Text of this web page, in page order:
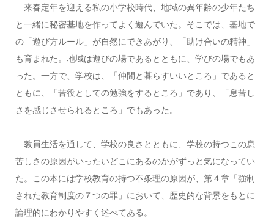
来春定年を迎える私の小学校時代、地域の異年齢の少年たち
と一緒に秘密基地を作ってよく遊んでいた。そこでは、基地で
の「遊び方ルール」が自然にできあがり、「助け合いの精神」
も育まれた。地域は遊びの場であるとともに、学びの場でもあ
った。一方で、学校は、「仲間と暮らすいいところ」であると
ともに、「苦役としての勉強をするところ」であり、「息苦し
さを感じさせられるところ」でもあった。
教員生活を通して、学校の良さとともに、学校の持つこの息
苦しさの原因がいったいどこにあるのかがずっと気になってい
た。この本には学校教育の持つ不条理の原因が、第４章「強制
された教育制度の７つの罪」において、歴史的な背景をもとに
論理的にわかりやすく述べてある。